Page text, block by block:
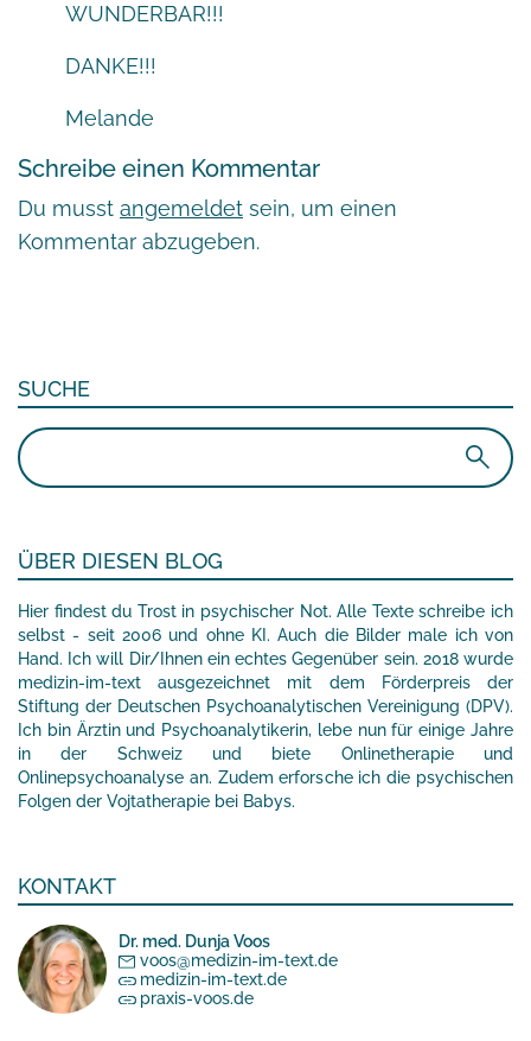
WUNDERBAR!!!
DANKE!!!
Melande
Schreibe einen Kommentar
Du musst angemeldet sein, um einen
Kommentar abzugeben.
SUCHE
Suchen
nach:
ÜBER DIESEN BLOG
Hier findest du Trost in psychischer Not. Alle Texte schreibe ich
selbst - seit 2006 und ohne KI. Auch die Bilder male ich von
Hand. Ich will Dir/Ihnen ein echtes Gegenüber sein. 2018 wurde
medizin-im-text ausgezeichnet mit dem Förderpreis der
Stiftung der Deutschen Psychoanalytischen Vereinigung (DPV).
Ich bin Ärztin und Psychoanalytikerin, lebe nun für einige Jahre
in der Schweiz und biete Onlinetherapie und
Onlinepsychoanalyse an. Zudem erforsche ich die psychischen
Folgen der Vojtatherapie bei Babys.
KONTAKT
Dr. med. Dunja Voos
voos@medizin-im-text.de
medizin-im-text.de
praxis-voos.de